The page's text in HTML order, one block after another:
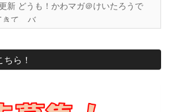
新 どうも！かわマガ＠けいたろうで
て、バ...
ら！